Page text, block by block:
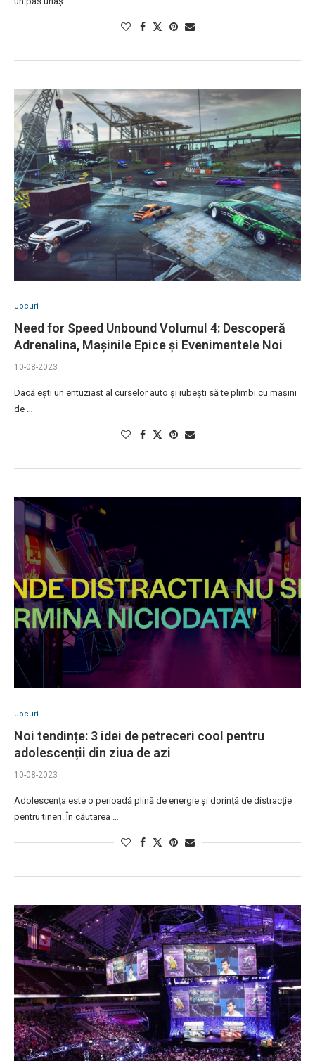
Jocuri
Need for Speed Unbound Volumul 4: Descoperă
Adrenalina, Mașinile Epice și Evenimentele Noi
10-08-2023
Dacă ești un entuziast al curselor auto și iubești să te plimbi cu mașini
de …
Jocuri
Noi tendințe: 3 idei de petreceri cool pentru
adolescenții din ziua de azi
10-08-2023
Adolescența este o perioadă plină de energie și dorință de distracție
pentru tineri. În căutarea …